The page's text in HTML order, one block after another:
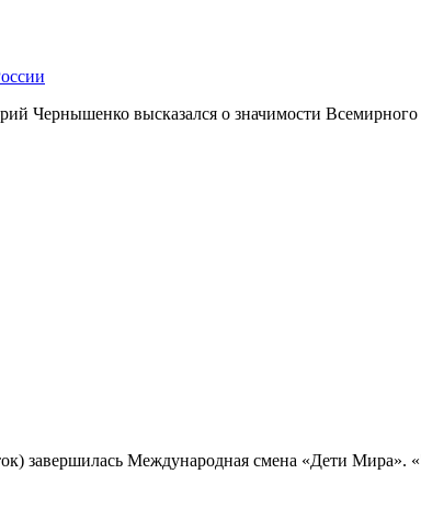
Чернышенко высказался о значимости
завершилась Международная смена «Дети Мира».